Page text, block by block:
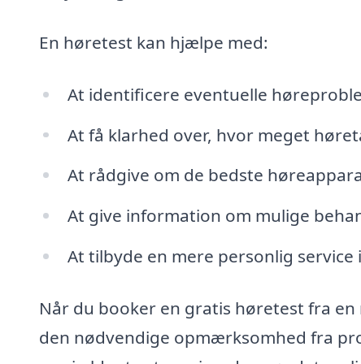
En høretest kan hjælpe med:
At identificere eventuelle
At få klarhed over, hvor meget
At rådgive om de bedste
At give information om mulige
At tilbyde en mere personlig
Når du booker en gratis høretest fra
den nødvendige opmærksomhed fra